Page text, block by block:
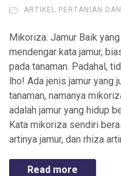
ARTIKEL PERTANIAN
Mikoriza: Jamur Baik
mendengar kata jamur,
pada tanaman. Padahal,
lho! Ada jenis jamur yang
tanaman, namanya
adalah jamur yang hidup
Kata mikoriza sendiri
artinya jamur, dan rhiza
Read more